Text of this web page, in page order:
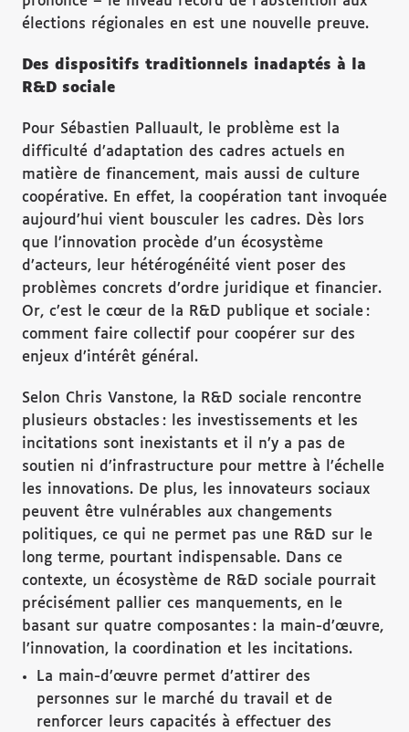
élections régionales en est une nouvelle preuve.
Des dispositifs traditionnels inadaptés à la
R&D sociale
Pour Sébastien Palluault, le problème est la
difficulté d’adaptation des cadres actuels en
matière de financement, mais aussi de culture
coopérative. En effet, la coopération tant invoquée
aujourd’hui vient bousculer les cadres. Dès lors
que l’innovation procède d’un écosystème
d’acteurs, leur hétérogénéité vient poser des
problèmes concrets d’ordre juridique et financier.
Or, c’est le cœur de la R&D publique et sociale :
comment faire collectif pour coopérer sur des
enjeux d’intérêt général.
Selon Chris Vanstone, la R&D sociale rencontre
plusieurs obstacles : les investissements et les
incitations sont inexistants et il n’y a pas de
soutien ni d’infrastructure pour mettre à l’échelle
les innovations. De plus, les innovateurs sociaux
peuvent être vulnérables aux changements
politiques, ce qui ne permet pas une R&D sur le
long terme, pourtant indispensable. Dans ce
contexte, un écosystème de R&D sociale pourrait
précisément pallier ces manquements, en le
basant sur quatre composantes : la main-d’œuvre,
l’innovation, la coordination et les incitations.
La main-d’œuvre permet d’attirer des
personnes sur le marché du travail et de
renforcer leurs capacités à effectuer des